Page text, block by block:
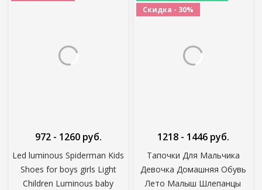
Led luminous Spiderman Kids
Shoes for boys girls Light
Children Luminous baby
972 - 1260 руб.
Скидка - 30%
Тапочки Для Мальчика
Девочка Домашняя Обувь
Лето Малыш Шлепанцы
1218 - 1446 руб.